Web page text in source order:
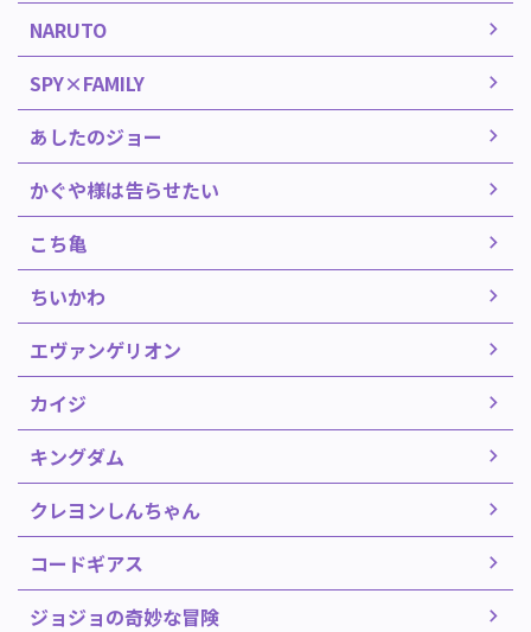
NARUTO
SPY×FAMILY
あしたのジョー
かぐや様は告らせたい
こち亀
ちいかわ
エヴァンゲリオン
カイジ
キングダム
クレヨンしんちゃん
コードギアス
ジョジョの奇妙な冒険